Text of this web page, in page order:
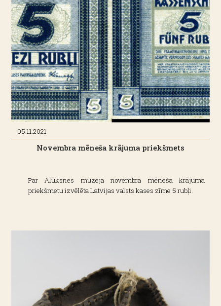
05.11.2021
Novembra mēneša krājuma priekšmets
Par Alūksnes muzeja novembra mēneša krājuma
priekšmetu izvēlēta Latvijas valsts kases zīme 5 rubļi.